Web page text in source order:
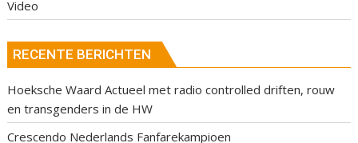
Video
RECENTE BERICHTEN
Hoeksche Waard Actueel met radio controlled driften, rouw
en transgenders in de HW
Crescendo Nederlands Fanfarekampioen